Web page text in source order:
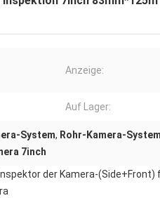
Anzeige:
Auf Lager:
System, Rohr-Kamera-
7inch
der Kamera-(Side+Front)